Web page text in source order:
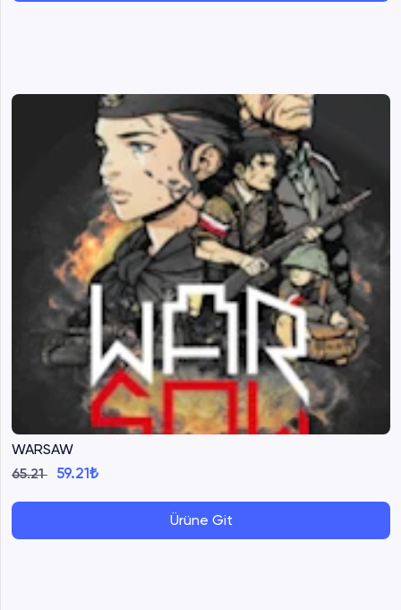
WARSAW
65.21 59.21₺
Ürüne Git